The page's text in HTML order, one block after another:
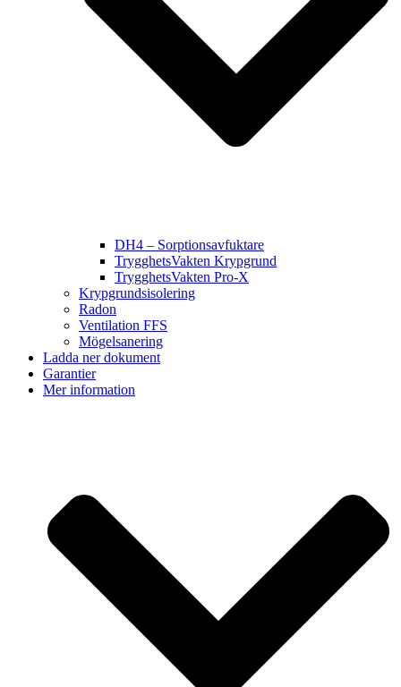
DH4 – Sorptionsavfuktare
TrygghetsVakten Krypgrund
TrygghetsVakten Pro-X
Krypgrundsisolering
Radon
Ventilation FFS
Mögelsanering
Ladda ner dokument
Garantier
Mer information